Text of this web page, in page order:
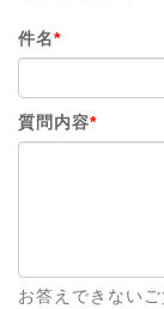
件名*
質問内容*
お答えできない